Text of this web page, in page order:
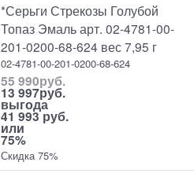
*Серьги Стрекозы Голубой
Топаз Эмаль арт. 02-4781-00-
201-0200-68-624 вес 7,95 г
02-4781-00-201-0200-68-624
55 990руб.
13 997руб.
выгода
41 993 руб.
или
75%
Скидка 75%